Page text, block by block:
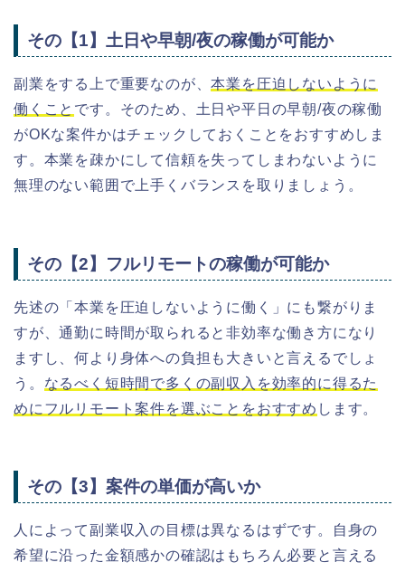
その【1】土日や早朝/夜の稼働が可能か
副業をする上で重要なのが、本業を圧迫しないように
働くこと です。そのため、土日や平日の早朝/夜の稼働
がOKな案件かはチェックしておくことをおすすめしま
す。本業を疎かにして信頼を失ってしまわないように
無理のない範囲で上手くバランスを取りましょう。
その【2】フルリモートの稼働が可能か
先述の「本業を圧迫しないように働く」にも繋がりま
すが、通勤に時間が取られると非効率な働き方になり
ますし、何より身体への負担も大きいと言えるでしょ
う。 なるべく短時間で多くの副収入を効率的に得るた
めにフルリモート案件を選ぶことをおすすめ します。
その【3】案件の単価が高いか
人によって副業収入の目標は異なるはずです。自身の
希望に沿った金額感かの確認はもちろん必要と言える